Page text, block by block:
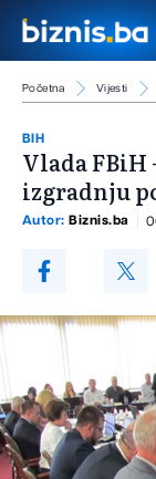
Početna Vijesti
BIH
Vlada
izgradnju
Autor: Biznis.ba